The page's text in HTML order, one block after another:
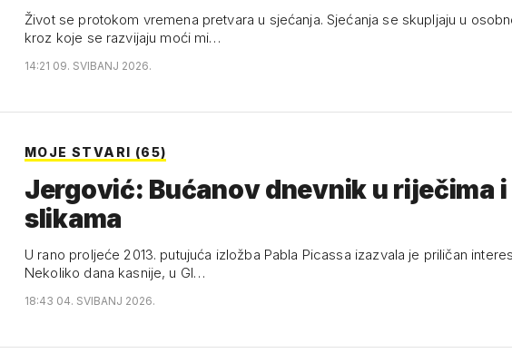
Život se protokom vremena pretvara u sjećanja. Sjećanja se skupljaju u
kroz koje se razvijaju moći mi…
14:21 09. SVIBANJ 2026.
MOJE STVARI (65)
Jergović: Bućanov dnevnik u riječima i
slikama
U rano proljeće 2013. putujuća izložba Pabla Picassa izazvala je priličan
Nekoliko dana kasnije, u Gl…
18:43 04. SVIBANJ 2026.